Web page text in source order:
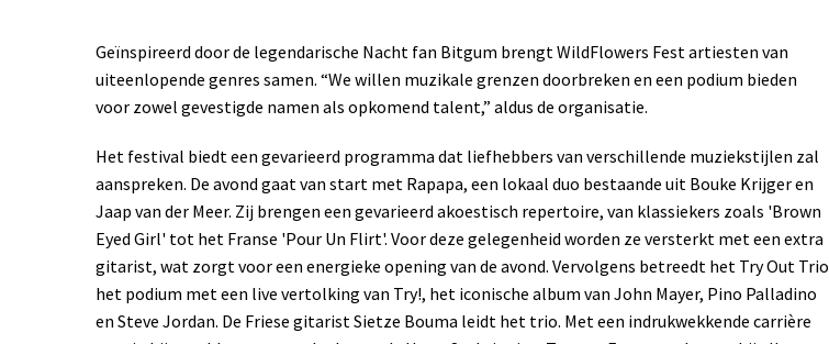
Geïnspireerd door de legendarische Nacht fan Bitgum brengt WildFlowers Fest artiesten van
uiteenlopende genres samen. “We willen muzikale grenzen doorbreken en een podium bieden
voor zowel gevestigde namen als opkomend talent,” aldus de organisatie.
Het festival biedt een gevarieerd programma dat liefhebbers van verschillende muziekstijlen zal
aanspreken. De avond gaat van start met Rapapa, een lokaal duo bestaande uit Bouke Krijger en
Jaap van der Meer. Zij brengen een gevarieerd akoestisch repertoire, van klassiekers zoals 'Brown
Eyed Girl' tot het Franse 'Pour Un Flirt'. Voor deze gelegenheid worden ze versterkt met een extra
gitarist, wat zorgt voor een energieke opening van de avond. Vervolgens betreedt het Try Out Trio
het podium met een live vertolking van Try!, het iconische album van John Mayer, Pino Palladino
en Steve Jordan. De Friese gitarist Sietze Bouma leidt het trio. Met een indrukwekkende carrière